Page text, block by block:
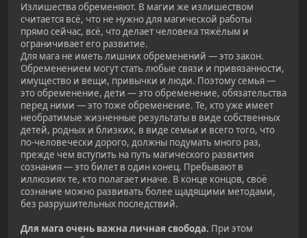
Излишества обременяют. В магии же излишеством
считается всё, что не нужно для магической работы
прямо сейчас, всё, что делает человека тяжёлым и
ограничивает его развитие.
Для мага не иметь лишних обременений — это закон.
Обременением могут стать любые связи и привязанности,
имущество и вещи, привычки и люди. Поэтому семья —
это обременение, дети — это обременение, обязательства
перед ними — это тоже обременение. Те, кто уже имеет
необратимые жизненные результаты в виде собственных
детей, родных и близких, в виде семьи и всего того, что
по-человечески дорого, должны подумать много раз,
прежде чем вступить на путь магического развития
сознания — это билет в один конец. Пребывают в
иллюзиях те, кто полагает иначе. В конце концов, своё
сознание можно развивать более щадящими методами,
без разрушительных последствий.
Для мага очень важна личная свобода. При этом